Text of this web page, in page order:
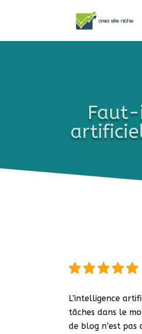
L’intelligence
tâches dans le
de blog n’est